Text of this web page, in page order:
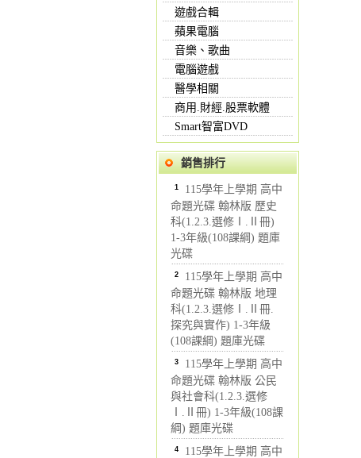
遊戲合輯
蘋果電腦
音樂、歌曲
電腦遊戲
醫學相關
商用.財經.股票軟體
Smart智富DVD
銷售排行
1 115學年上學期 高中
命題光碟 翰林版 歷史
科(1.2.3.選修Ⅰ.Ⅱ冊)
1-3年級(108課綱) 題庫
光碟
2 115學年上學期 高中
命題光碟 翰林版 地理
科(1.2.3.選修Ⅰ.Ⅱ冊.
探究與實作) 1-3年級
(108課綱) 題庫光碟
3 115學年上學期 高中
命題光碟 翰林版 公民
與社會科(1.2.3.選修
Ⅰ.Ⅱ冊) 1-3年級(108課
綱) 題庫光碟
4 115學年上學期 高中